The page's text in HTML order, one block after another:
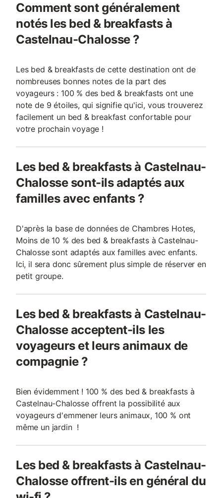
Comment sont généralement
notés les bed & breakfasts à
Castelnau-Chalosse ?
Les bed & breakfasts de cette destination ont de
nombreuses bonnes notes de la part des
voyageurs : 100 % des bed & breakfasts ont une
note de 9 étoiles, qui signifie qu'ici, vous trouverez
facilement un bed & breakfast confortable pour
votre prochain voyage !
Les bed & breakfasts à Castelnau-
Chalosse sont-ils adaptés aux
familles avec enfants ?
D'après la base de données de Chambres Hotes,
Moins de 10 % des bed & breakfasts à Castelnau-
Chalosse sont adaptés aux familles avec enfants.
Ici, il sera donc sûrement plus simple de réserver en
petit groupe.
Les bed & breakfasts à Castelnau-
Chalosse acceptent-ils les
voyageurs et leurs animaux de
compagnie ?
Bien évidemment ! 100 % des bed & breakfasts à
Castelnau-Chalosse offrent la possibilité aux
voyageurs d'emmener leurs animaux, 100 % ont
même un jardin !
Les bed & breakfasts à Castelnau-
Chalosse offrent-ils en général du